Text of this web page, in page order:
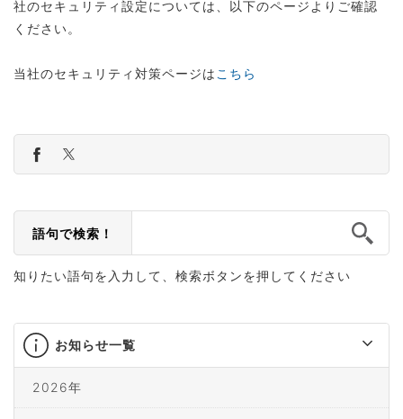
社のセキュリティ設定については、以下のページよりご確認
ください。
当社のセキュリティ対策ページは こちら
語句で検索！
知りたい語句を入力して、検索ボタンを押してください
お知らせ一覧
2026年